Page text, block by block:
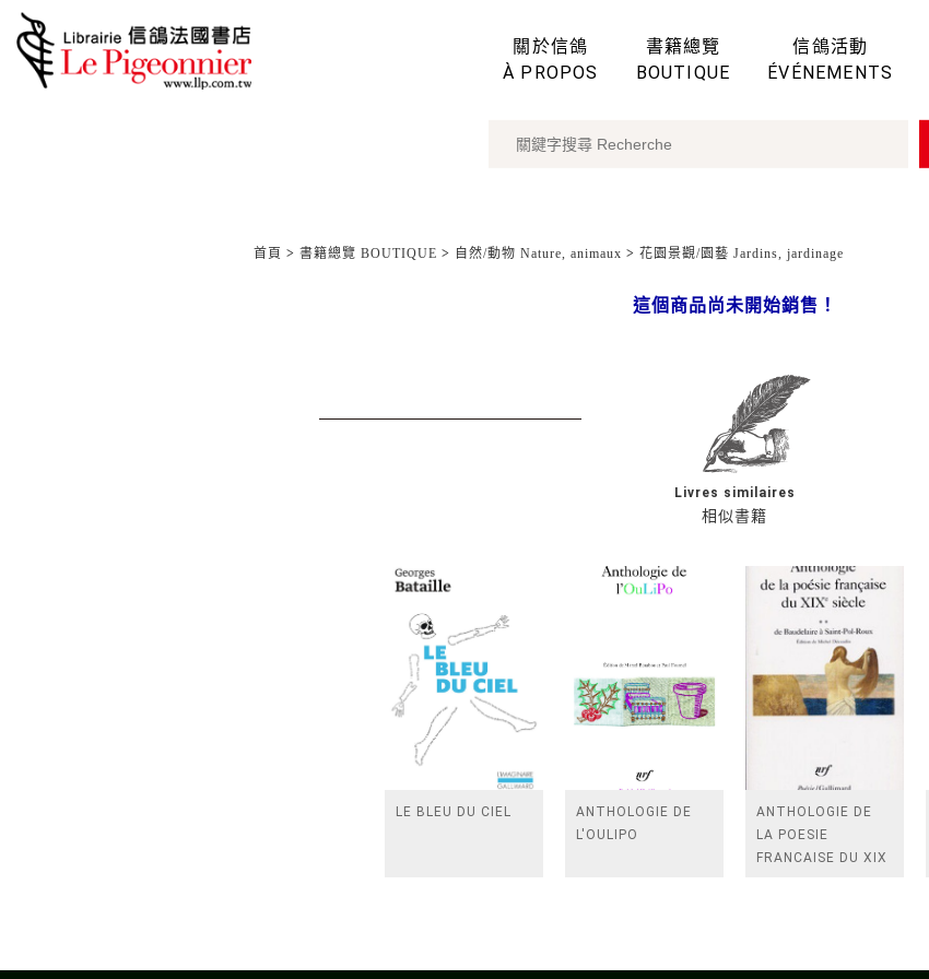
關於信鴿
À PROPOS
書籍總覽
BOUTIQUE
信鴿活動
ÉVÉNEMENTS
首頁 > 書籍總覽 BOUTIQUE > 自然/動物 Nature, animaux > 花園景觀/園藝 Jardins, jardinage
這個商品尚未開始銷售！
相似書籍
Livres similaires
LE BLEU DU CIEL
ANTHOLOGIE DE
L'OULIPO
ANTHOLOGIE DE
LA POESIE
FRANCAISE DU XIX